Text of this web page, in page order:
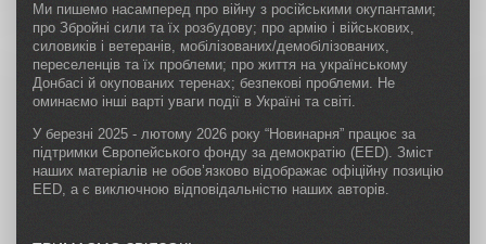
Ми пишемо насамперед про війну з російськими окупантами;
про Збройні сили та їх розбудову; про армію і військових,
силовиків і ветеранів, мобілізованих/демобілізованих,
переселенців та їх проблеми; про життя на українському
Донбасі й окупованих теренах; безпекові проблеми. Не
оминаємо інші варті уваги події в Україні та світі.
У березні 2025 - лютому 2026 року “Новинарня” працює за
підтримки Європейського фонду за демократію (EED). Зміст
наших матеріалів не обов’язково відображає офіційну позицію
EED, а є виключною відповідальністю наших авторів.